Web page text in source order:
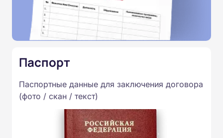
Паспорт
Паспортные данные для заключения договора
(фото / скан / текст)